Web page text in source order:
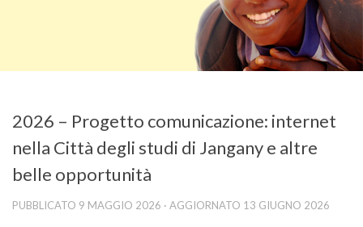
2026 – Progetto comunicazione: internet
nella Città degli studi di Jangany e altre
belle opportunità
PUBBLICATO 9 MAGGIO 2026 · AGGIORNATO 13 GIUGNO 2026